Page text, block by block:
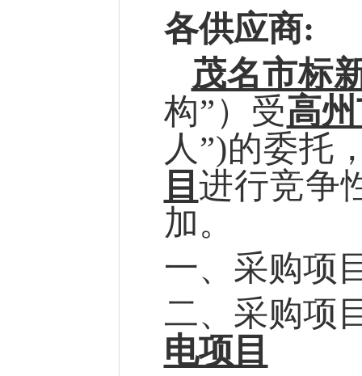
各供应商:
茂名市标
构”）受高
人”)的委托
目 进行竞争
加。
一、采购项
二、采购项
电项目